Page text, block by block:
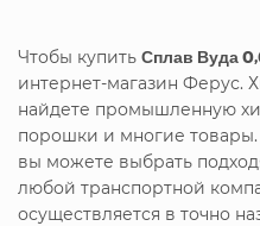
Чтобы купить Сплав Вуда
интернет-магазин Ферус.
найдете промышленную
порошки и многие
вы можете выбрать
любой транспортной
осуществляется в точно